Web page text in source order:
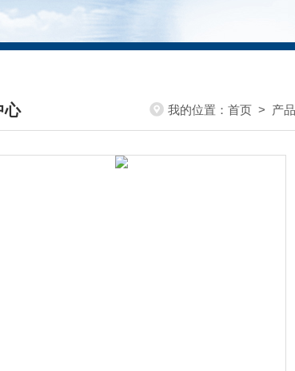
心
CENTER
我的位置： 首页 > 产